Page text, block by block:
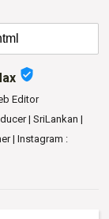
verified_user
Editor
| SriLankan |
| Instagram :